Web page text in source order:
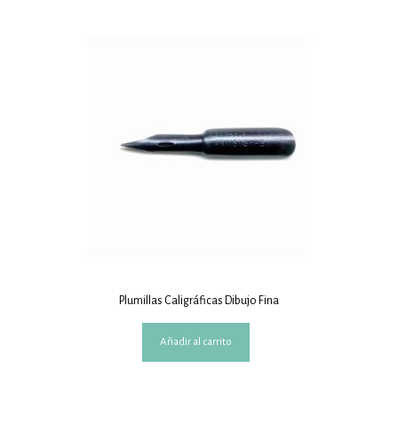
Plumillas Caligráficas Dibujo Fina
Añadir al carrito